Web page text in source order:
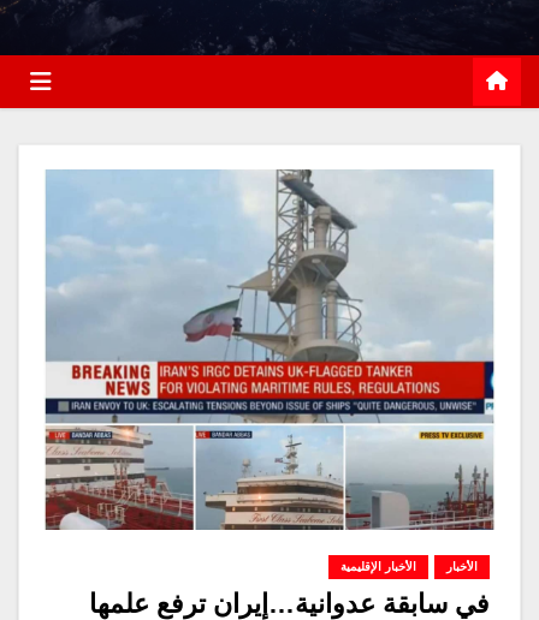
الأخبار الأخبار الإقليمية
في سابقة عدوانية…إيران ترفع علمها